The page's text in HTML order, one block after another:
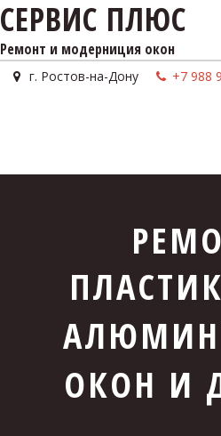
СЕРВИС ПЛЮС
Ремонт и модерниция окон
г. Ростов-на-Дону +7 988
ОКОН И